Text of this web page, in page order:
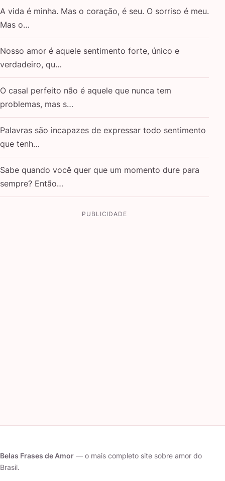
A vida é minha. Mas o coração, é seu. O sorriso é meu.
Mas o…
Nosso amor é aquele sentimento forte, único e
verdadeiro, qu…
O casal perfeito não é aquele que nunca tem
problemas, mas s…
Palavras são incapazes de expressar todo sentimento
que tenh…
Sabe quando você quer que um momento dure para
sempre? Então…
PUBLICIDADE
Belas Frases de Amor — o mais completo site sobre amor do
Brasil.